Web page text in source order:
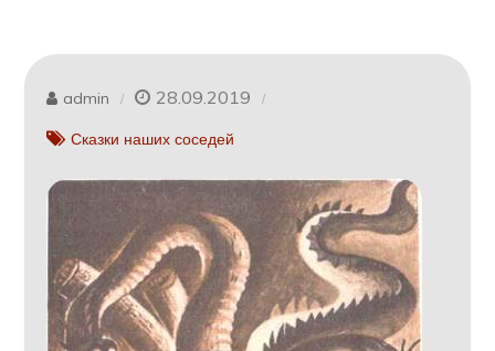
admin 28.09.2019
Сказки наших соседей